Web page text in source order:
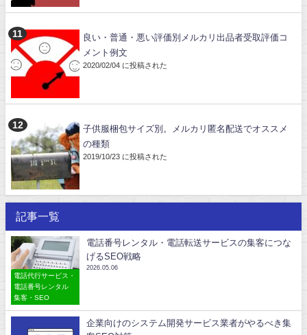
良い・普通・悪い評価別メルカリ出品者受取評価コ
メント例文
2020/02/04 に投稿された
子供服梱包サイズ別。メルカリ匿名配送でオススメ
の種類
2019/10/23 に投稿された
記事一覧
電話代行サービス・
電話番号レンタル
集客・SEO
電話番号レンタル・電話転送サービスの集客につな
げるSEO戦略
2026.05.06
企業向けのシステム開発サービス業者がやるべき集